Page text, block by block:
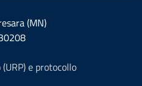
(MN)
e protocollo